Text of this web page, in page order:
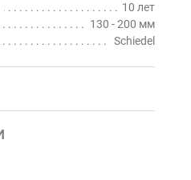
10 лет
130 - 200 мм
Schiedel